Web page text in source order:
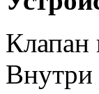
Клапан
Внутри